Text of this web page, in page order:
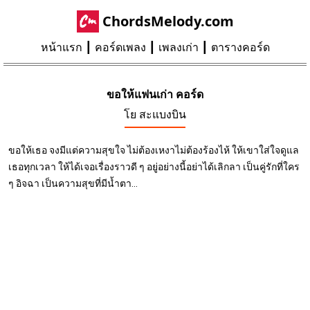
ChordsMelody.com
หน้าแรก คอร์ดเพลง เพลงเก่า ตารางคอร์ด
ขอให้แฟนเก่า คอร์ด
โย สะแบงบิน
ขอให้เธอ จงมีแต่ความสุขใจ ไม่ต้องเหงาไม่ต้องร้องไห้ ให้เขาใส่ใจดูแล
เธอทุกเวลา ให้ได้เจอเรื่องราวดี ๆ อยู่อย่างนี้อย่าได้เลิกลา เป็นคู่รักที่ใคร
ๆ อิจฉา เป็นความสุขที่มีน้ำตา...